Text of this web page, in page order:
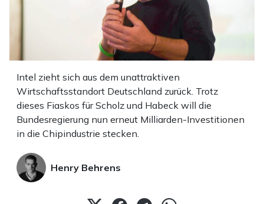
Intel zieht sich aus dem unattraktiven
Wirtschaftsstandort Deutschland zurück. Trotz
dieses Fiaskos für Scholz und Habeck will die
Bundesregierung nun erneut Milliarden-Investitionen
in die Chipindustrie stecken.
Henry Behrens